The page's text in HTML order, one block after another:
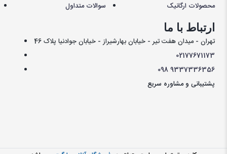
سوالات متداول
محصولات ارگانیک
ارتباط با ما
تهران - میدان هفت تیر - خیابان بهارشیراز - خیابان جوادنیا پلاک 46
02177671173
0989337336356
پشتیبانی و مشاوره سریع